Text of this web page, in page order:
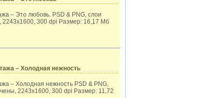
– Это любовь. PSD & PNG, слои
2243x1600, 300 dpi Размер: 16,17 Мб
– Холодная нежность
– Холодная нежность PSD & PNG,
2243x1600, 300 dpi Размер: 11,72